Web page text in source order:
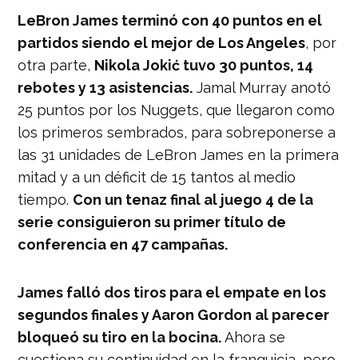
LeBron James terminó con 40 puntos en el
partidos siendo el mejor de Los Angeles, por
otra parte, Nikola Jokić tuvo 30 puntos, 14
rebotes y 13 asistencias. Jamal Murray anotó
25 puntos por los Nuggets, que llegaron como
los primeros sembrados, para sobreponerse a
las 31 unidades de LeBron James en la primera
mitad y a un déficit de 15 tantos al medio
tiempo. Con un tenaz final al juego 4 de la
serie consiguieron su primer título de
conferencia en 47 campañas.
James falló dos tiros para el empate en los
segundos finales y Aaron Gordon al parecer
bloqueó su tiro en la bocina.Ahora se